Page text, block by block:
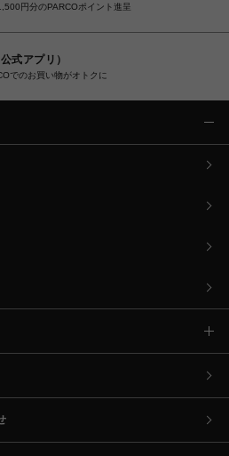
円分のPARCOポイント進呈
式アプリ）
でのお買い物がオトクに